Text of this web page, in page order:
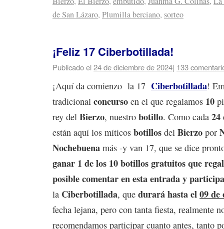
de San Lázaro, Plumilla berciano, sorteo
¡Feliz 17 Ciberbotillada!
Publicado el24 de diciembre de 2024| 133
¡Aquí da comienzo la 17 Ciberbotillada!
tradicional concurso en el que regalamos 10
rey del Bierzo, nuestro botillo. Como cada 24
están aquí los míticos botillos del Bierzo por
Nochebuena más -y van 17, que se dice
ganar 1 de los 10 botillos gratuitos que
posible comentar en esta entrada y
la Ciberbotillada, que durará hasta el09 de
fecha lejana, pero con tanta fiesta, realmente
recomendamos participar cuanto antes, tanto